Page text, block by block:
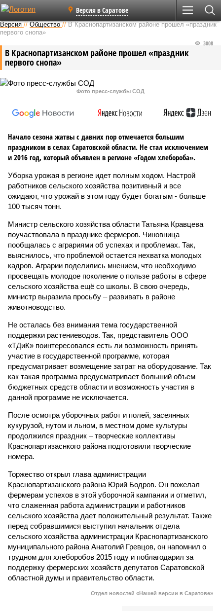
Версия в Саратове
Версия //Общество //В Краснопартизанском районе прошел «праздник
первого снопа»
В Краснопартизанском районе прошел «праздник
первого снопа»
3008
Фото пресс-службы СОД
Начало сезона жатвы с давних пор отмечается большим
праздником в селах Саратовской области. Не стал исключением
и 2016 год, который объявлен в регионе «Годом хлебороба».
Уборка урожая в регионе идет полным ходом. Настрой
работников сельского хозяйства позитивный и все
ожидают, что урожай в этом году будет богатым - больше
100 тысяч тонн.
Министр сельского хозяйства области Татьяна Кравцева
поучаствовала в празднике фермеров. Чиновница
пообщалась с аграриями об успехах и проблемах. Так,
выяснилось, что проблемой остается нехватка молодых
кадров. Аграрии поделились мнением, что необходимо
просвещать молодое поколение о пользе работы в сфере
сельского хозяйства ещё со школы. В свою очередь,
министр выразила просьбу – развивать в районе
животноводство.
Не осталась без внимания тема государственной
поддержки растениеводов. Так, представитель ООО
«ТДиК» поинтересовался есть ли возможность принять
участие в государственной программе, которая
предусматривает возмещение затрат на оборудование. Так
как такая программа предусматривает больший объем
бюджетных средств области и возможность участия в
данной программе не исключается.
После осмотра уборочных работ и полей, засеянных
кукурузой, нутом и льном, в местном доме культуры
продолжился праздник – творческие коллективы
Краснопартизаснкого района подготовили творческие
номера.
Торжество открыл глава администрации
Краснопартизанского района Юрий Бодров. Он пожелал
фермерам успехов в этой уборочной кампании и отметил,
что слаженная работа администрации и работников
сельского хозяйства дает положительный результат. Также
перед собравшимися выступил начальник отдела
сельского хозяйства администрации Краснопартизанского
муниципального района Анатолий Гревцов, он напомнил о
трудном для хлеборобов 2015 году и поблагодарил за
поддержку фермерских хозяйств депутатов Саратовской
областной думы и правительство области.
Отдел новостей «Нашей версии в Саратове»